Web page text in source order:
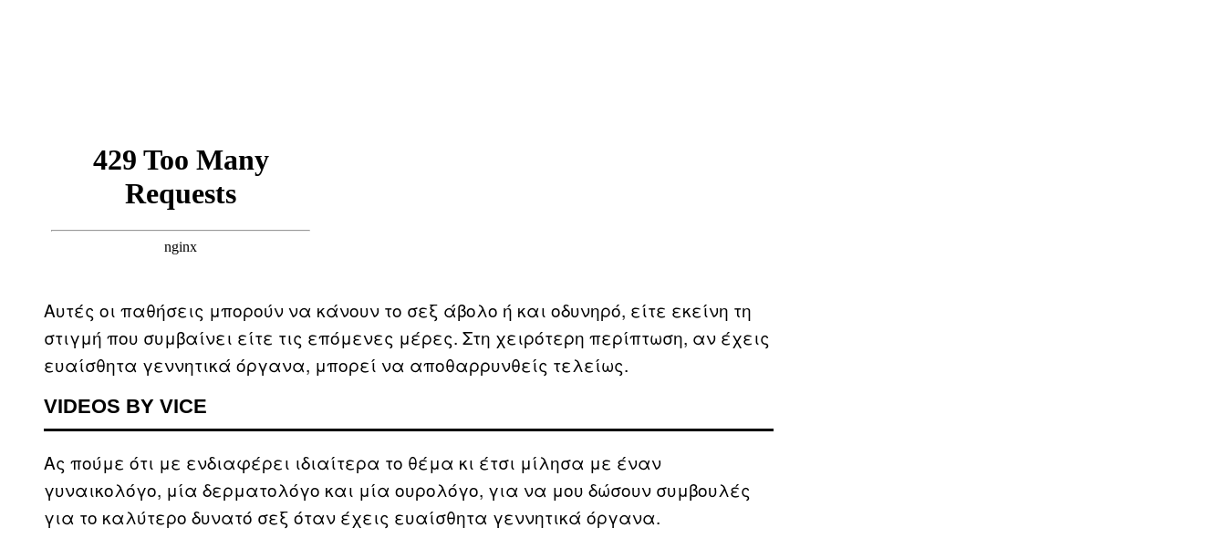
Αυτές οι παθήσεις μπορούν να κάνουν το σεξ άβολο ή και οδυνηρό, είτε εκείνη τη
στιγμή που συμβαίνει είτε τις επόμενες μέρες. Στη χειρότερη περίπτωση, αν έχεις
ευαίσθητα γεννητικά όργανα, μπορεί να αποθαρρυνθείς τελείως.
VIDEOS BY VICE
Ας πούμε ότι με ενδιαφέρει ιδιαίτερα το θέμα κι έτσι μίλησα με έναν
γυναικολόγο, μία δερματολόγο και μία ουρολόγο, για να μου δώσουν συμβουλές
για το καλύτερο δυνατό σεξ όταν έχεις ευαίσθητα γεννητικά όργανα.